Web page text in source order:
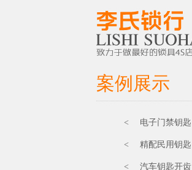
案例展示
< 电子门禁钥匙
< 精配民用钥匙
< 汽车钥匙开齿